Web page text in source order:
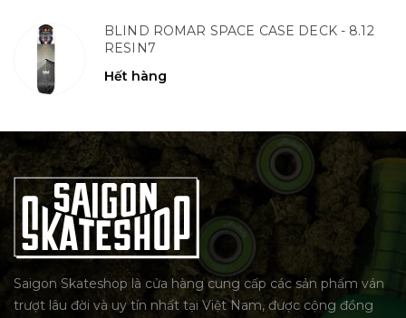
BLIND ROMAR SPACE CASE DECK - 8.12
RESIN7
Hết hàng
Saigon Skateshop là cửa hàng cung cấp các sản phẩm ván
trượt lâu đời và uy tín nhất tại Việt Nam, được cộng đồng